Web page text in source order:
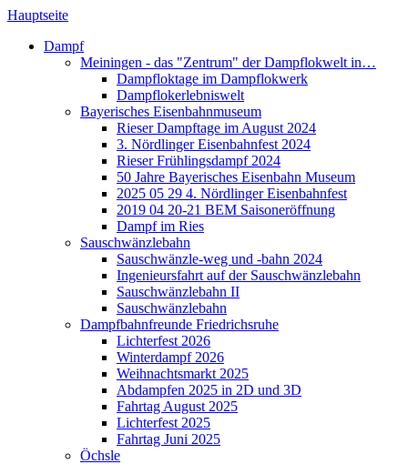
Hauptseite
Dampf
Meiningen - das "Zentrum" der Dampflokwelt in…
Dampfloktage im Dampflokwerk
Dampflokerlebniswelt
Bayerisches Eisenbahnmuseum
Rieser Dampftage im August 2024
3. Nördlinger Eisenbahnfest 2024
Rieser Frühlingsdampf 2024
50 Jahre Bayerisches Eisenbahn Museum
2025 05 29 4. Nördlinger Eisenbahnfest
2019 04 20-21 BEM Saisoneröffnung
Dampf im Ries
Sauschwänzlebahn
Sauschwänzle-weg und -bahn 2024
Ingenieursfahrt auf der Sauschwänzlebahn
Sauschwänzlebahn II
Sauschwänzlebahn
Dampfbahnfreunde Friedrichsruhe
Lichterfest 2026
Winterdampf 2026
Weihnachtsmarkt 2025
Abdampfen 2025 in 2D und 3D
Fahrtag August 2025
Lichterfest 2025
Fahrtag Juni 2025
Öchsle